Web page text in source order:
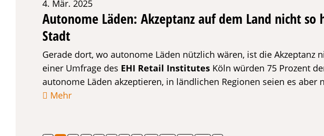
4. Mär. 2025
Autonome Läden: Akzeptanz auf dem Land nicht so
Stadt
Gerade dort, wo autonome Läden nützlich wären, ist die Akzeptanz
einer Umfrage des EHI Retail Institutes Köln würden 75 Prozent
autonome Läden akzeptieren, in ländlichen Regionen seien es aber
Mehr